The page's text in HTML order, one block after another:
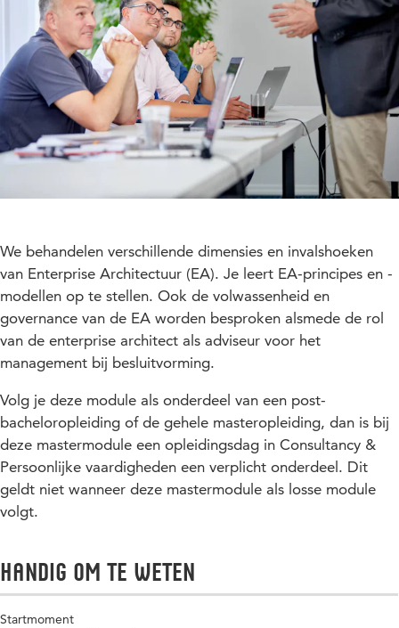
We behandelen verschillende dimensies en invalshoeken
van Enterprise Architectuur (EA). Je leert EA-principes en -
modellen op te stellen. Ook de volwassenheid en
governance van de EA worden besproken alsmede de rol
van de enterprise architect als adviseur voor het
management bij besluitvorming.
Volg je deze module als onderdeel van een post-
bacheloropleiding of de gehele masteropleiding, dan is bij
deze mastermodule een opleidingsdag in Consultancy &
Persoonlijke vaardigheden een verplicht onderdeel. Dit
geldt niet wanneer deze mastermodule als losse module
volgt.
Handig om te weten
Startmoment